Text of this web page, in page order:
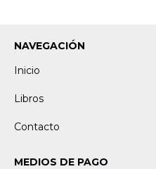
NAVEGACIÓN
Inicio
Libros
Contacto
MEDIOS DE PAGO